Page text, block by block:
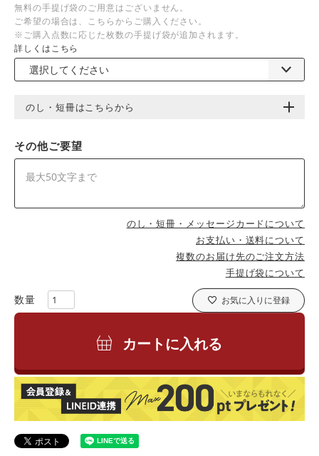
須
)
無料の手提げ袋のご用意はございません。
ご希望の場合は、こちらからご購入ください。
※ご購入点数に応じた枚数の手提げ袋が追加されます。
詳しくはこちら
のし・短冊はこちらから
その他ご要望
のし・短冊・メッセージカードについて
お支払い・送料について
複数のお届け先のご注文方法
手提げ袋について
お気に入りに登録
カートに入れる